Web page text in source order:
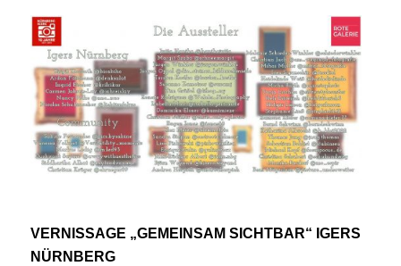
VERNISSAGE „GEMEINSAM SICHTBAR“ IGERS
NÜRNBERG